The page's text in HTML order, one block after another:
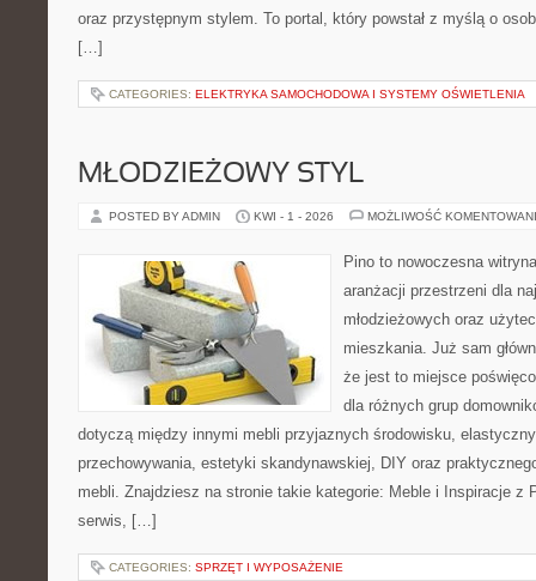
oraz przystępnym stylem. To portal, który powstał z myślą o
[…]
CATEGORIES: ELEKTRYKA SAMOCHODOWA I SYSTEMY OŚWIETLENIA
MŁODZIEŻOWY STYL
POSTED BY ADMIN KWI - 1 - 2026 MOŻLIWOŚĆ
Pino to nowoczesna
aranżacji przestrzeni dla
młodzieżowych oraz
mieszkania. Już sam
że jest to miejsce
dla różnych grup
dotyczą między innymi mebli przyjaznych środowisku,
przechowywania, estetyki skandynawskiej, DIY oraz
mebli. Znajdziesz na stronie takie kategorie: Meble i Inspiracje z
serwis, […]
CATEGORIES: SPRZĘT I WYPOSAŻENIE